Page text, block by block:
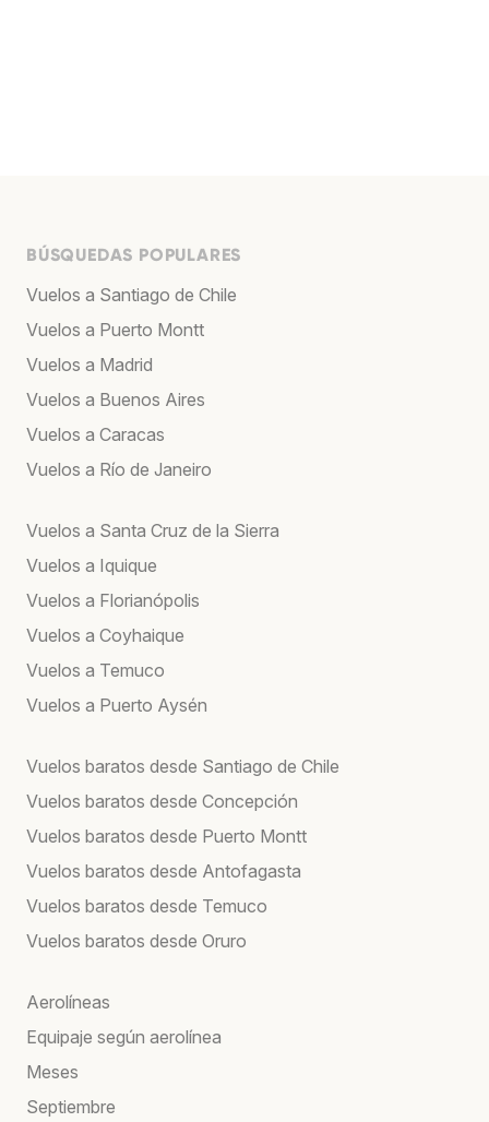
BÚSQUEDAS POPULARES
Vuelos a Santiago de Chile
Vuelos a Puerto Montt
Vuelos a Madrid
Vuelos a Buenos Aires
Vuelos a Caracas
Vuelos a Río de Janeiro
Vuelos a Santa Cruz de la Sierra
Vuelos a Iquique
Vuelos a Florianópolis
Vuelos a Coyhaique
Vuelos a Temuco
Vuelos a Puerto Aysén
Vuelos baratos desde Santiago de Chile
Vuelos baratos desde Concepción
Vuelos baratos desde Puerto Montt
Vuelos baratos desde Antofagasta
Vuelos baratos desde Temuco
Vuelos baratos desde Oruro
Aerolíneas
Equipaje según aerolínea
Meses
Septiembre